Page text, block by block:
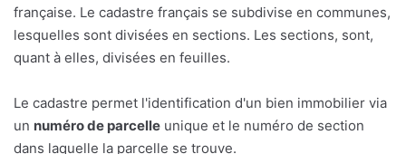
française. Le cadastre français se subdivise en communes,
lesquelles sont divisées en sections. Les sections, sont,
quant à elles, divisées en feuilles.
Le cadastre permet l'identification d'un bien immobilier via
un numéro de parcelle unique et le numéro de section
dans laquelle la parcelle se trouve.